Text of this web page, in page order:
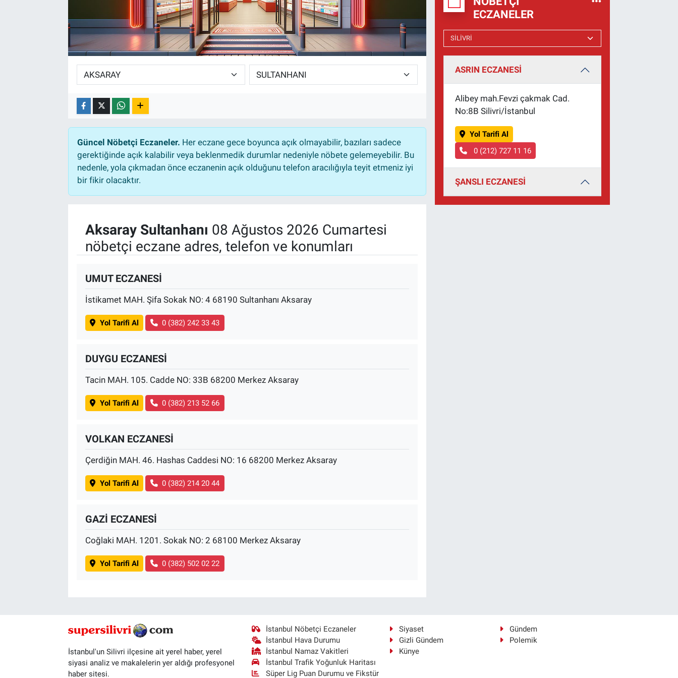
Güncel Nöbetçi Eczaneler. Her eczane gece boyunca açık olmayabilir, bazıları sadece
gerektiğinde açık kalabilir veya beklenmedik durumlar nedeniyle nöbete gelemeyebilir. Bu
nedenle, yola çıkmadan önce eczanenin açık olduğunu telefon aracılığıyla teyit etmeniz iyi
bir fikir olacaktır.
Aksaray Sultanhanı 08 Ağustos 2026 Cumartesi
nöbetçi eczane adres, telefon ve konumları
UMUT ECZANESİ
İstikamet MAH. Şifa Sokak NO: 4 68190 Sultanhanı Aksaray
Yol Tarifi Al 0 (382) 242 33 43
DUYGU ECZANESİ
Tacin MAH. 105. Cadde NO: 33B 68200 Merkez Aksaray
Yol Tarifi Al 0 (382) 213 52 66
VOLKAN ECZANESİ
Çerdiğin MAH. 46. Hashas Caddesi NO: 16 68200 Merkez Aksaray
Yol Tarifi Al 0 (382) 214 20 44
GAZİ ECZANESİ
Coğlaki MAH. 1201. Sokak NO: 2 68100 Merkez Aksaray
Yol Tarifi Al 0 (382) 502 02 22
ECZANELER
ASRIN ECZANESİ
Alibey mah.Fevzi çakmak Cad.
No:8B Silivri/İstanbul
Yol Tarifi Al
0 (212) 727 11 16
ŞANSLI ECZANESİ
İstanbul'un Silivri ilçesine ait yerel haber, yerel
siyasi analiz ve makalelerin yer aldığı profesyonel
haber sitesi.
İstanbul Nöbetçi Eczaneler
İstanbul Hava Durumu
İstanbul Namaz Vakitleri
İstanbul Trafik Yoğunluk Haritası
Süper Lig Puan Durumu ve Fikstür
Siyaset
Gündem
Gizli Gündem
Polemik
Künye